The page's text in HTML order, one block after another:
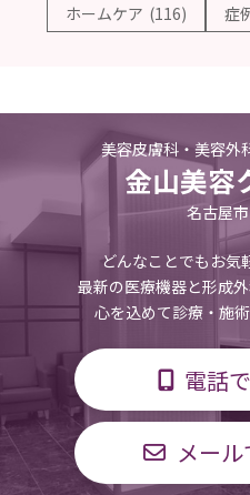
ホームケア (116) 症
美容皮膚科・美容外
金山美容
名古屋
どんなことでもお気
最新の医療機器と形成
心を込めて診療・施
電話
メー